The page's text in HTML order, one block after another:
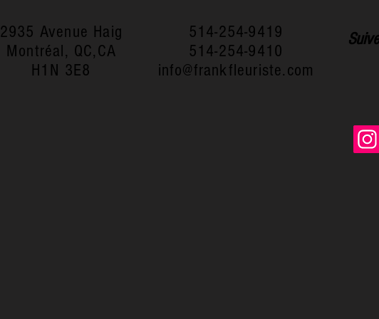
2935 Avenue Haig
Montréal, QC,CA
H1N 3E8
514-254-9419
514-254-9410
info@frankfleuriste.com